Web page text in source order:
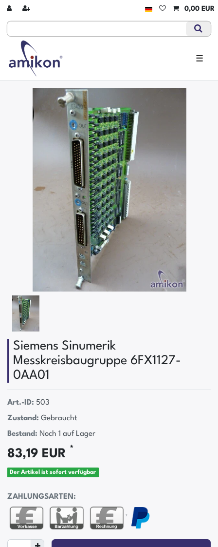
0,00 EUR
☰
Siemens Sinumerik
Messkreisbaugruppe 6FX1127-
0AA01
Art.-ID: 503
Zustand: Gebraucht
Bestand: Noch 1 auf Lager
83,19 EUR *
Der Artikel ist sofort verfügbar
ZAHLUNGSARTEN:
²